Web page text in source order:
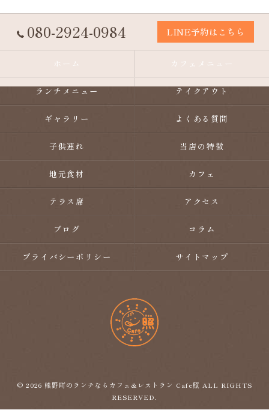
080-2924-0984 LINE予約はこちら
ホーム カフェメニュー
ランチメニュー テイクアウト
ギャラリー よくある質問
子供連れ 当店の特徴
地元食材 カフェ
テラス席 アクセス
ブログ コラム
プライバシーポリシー サイトマップ
© 2026 熊野町のランチならカフェ&レストラン Cafe照 ALL RIGHTS
RESERVED.